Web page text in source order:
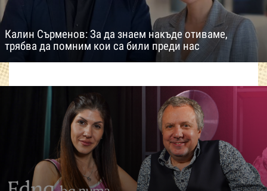
Калин Сърменов: За да знаем накъде отиваме,
трябва да помним кои са били преди нас